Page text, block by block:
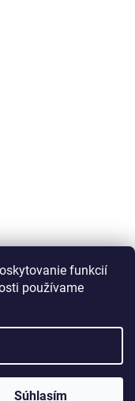
funkcií
používame
Súhlasím